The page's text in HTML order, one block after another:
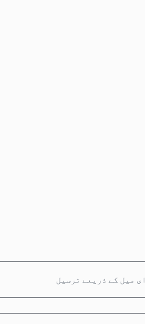
ای میل کے ذریعے ترسیل